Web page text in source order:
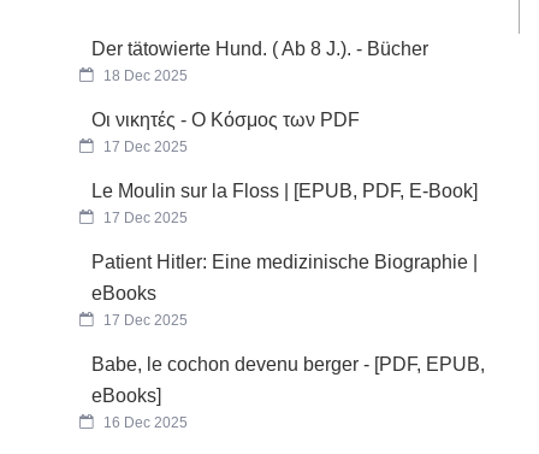
Der tätowierte Hund. ( Ab 8 J.). - Bücher
18 Dec 2025
Οι νικητές - Ο Κόσμος των PDF
17 Dec 2025
Le Moulin sur la Floss | [EPUB, PDF, E-Book]
17 Dec 2025
Patient Hitler: Eine medizinische Biographie |
eBooks
17 Dec 2025
Babe, le cochon devenu berger - [PDF, EPUB,
eBooks]
16 Dec 2025